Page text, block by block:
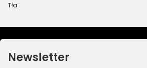
Tła
Newsletter